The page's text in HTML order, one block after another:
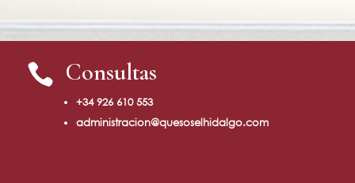
 Consultas
+34 926 610 553
administracion@quesoselhidalgo.com